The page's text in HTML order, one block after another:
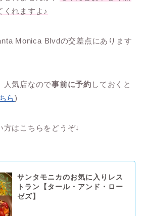
くれますよ♪
Monica Blvdの交差点にあります
人気店なので事前に予約 しておくと
ら)
方はこちらをどうぞ↓
サンタモニカのお気に入りレス
トラン【タール・アンド・ロー
ゼズ】